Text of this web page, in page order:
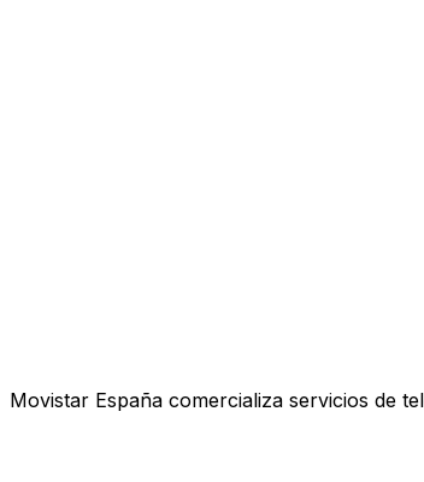
Movistar España comercializa servicios de